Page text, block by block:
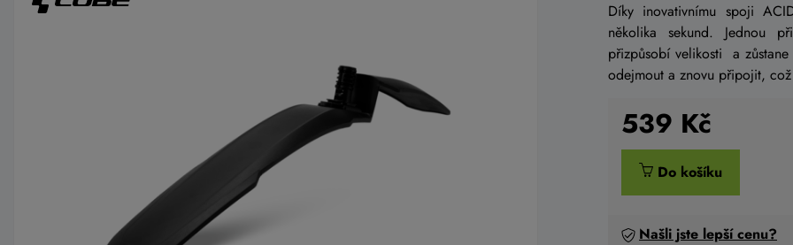
Díky inovativnímu spoji
několika sekund. Jednou
přizpůsobí velikosti a zůstane
odejmout a znovu připojit,
539 Kč
Do košíku
Našli jste lepší cenu?